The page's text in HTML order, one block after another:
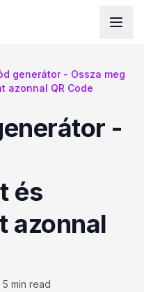
generátor - Ossza meg
azonnal QR Code
-
és
azonnal
5 min read